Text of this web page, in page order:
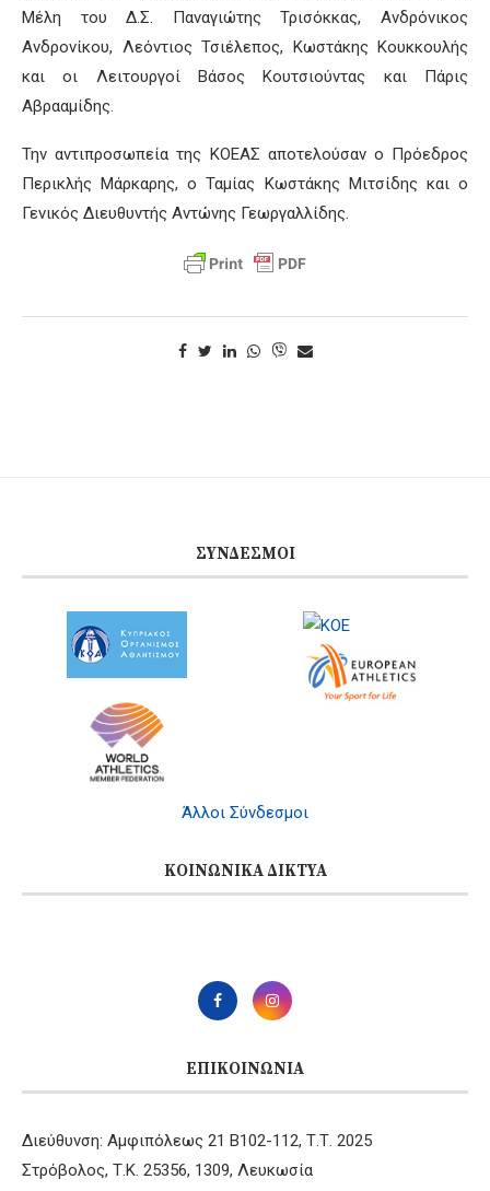
Μέλη του Δ.Σ. Παναγιώτης Τρισόκκας, Ανδρόνικος
Ανδρονίκου, Λεόντιος Τσιέλεπος, Κωστάκης Κουκκουλής
και οι Λειτουργοί Βάσος Κουτσιούντας και Πάρις
Αβρααμίδης.
Την αντιπροσωπεία της ΚΟΕΑΣ αποτελούσαν ο Πρόεδρος
Περικλής Μάρκαρης, ο Ταμίας Κωστάκης Μιτσίδης και ο
Γενικός Διευθυντής Αντώνης Γεωργαλλίδης.
ΣΎΝΔΕΣΜΟΙ
Άλλοι Σύνδεσμοι
ΚΟΙΝΩΝΙΚΆ ΔΊΚΤΥΑ
ΕΠΙΚΟΙΝΩΝΊΑ
Διεύθυνση: Αμφιπόλεως 21 B102-112, Τ.Τ. 2025
Στρόβολος, Τ.Κ. 25356, 1309, Λευκωσία